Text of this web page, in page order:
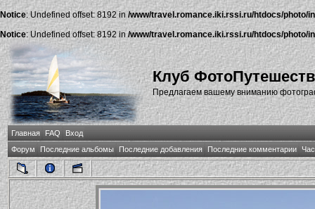
Notice: Undefined offset: 8192 in /www/travel.romance.iki.rssi.ru/htdocs/photo/
Notice: Undefined offset: 8192 in/www/travel.romance.iki.rssi.ru/htdocs/photo/
Клуб
Предлагаем вашему вниманию
Главная FAQ
Вход
Форум
Последние альбомы Последние добавления Последние комментарии